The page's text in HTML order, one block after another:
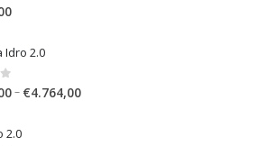
5
Idro 2.0
5
– €4.764,00
2.0